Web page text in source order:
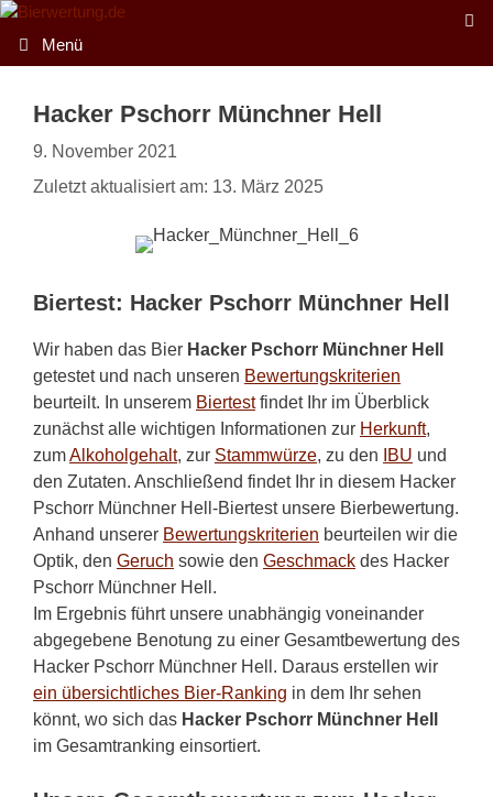
Zum
Inhalt
springen
Menü
Hacker Pschorr Münchner Hell
9. November 2021
Zuletzt aktualisiert am: 13. März 2025
Biertest: Hacker Pschorr Münchner Hell
Wir haben das Bier Hacker Pschorr Münchner Hell
getestet und nach unseren Bewertungskriterien
beurteilt. In unserem Biertestfindet Ihr im Überblick
zunächst alle wichtigen Informationen zur Herkunft,
zumAlkoholgehalt, zur Stammwürze, zu den IBU und
den Zutaten. Anschließend findet Ihr in diesem Hacker
Pschorr Münchner Hell-Biertest unsere Bierbewertung.
Anhand unserer Bewertungskriterien beurteilen wir die
Optik, den Geruch sowie den Geschmack des Hacker
Pschorr Münchner Hell.
Im Ergebnis führt unsere unabhängig voneinander
abgegebene Benotung zu einer Gesamtbewertung des
Hacker Pschorr Münchner Hell. Daraus erstellen wir
ein übersichtliches Bier-Ranking in dem Ihr sehen
könnt, wo sich das Hacker Pschorr Münchner Hell
im Gesamtranking einsortiert.